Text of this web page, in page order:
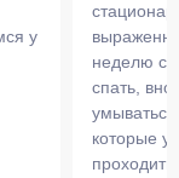
у
неделю
спать,
которые